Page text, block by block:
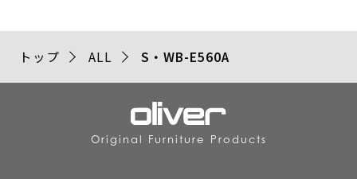
トップ ALL S・WB-E560A
Original Furniture Products